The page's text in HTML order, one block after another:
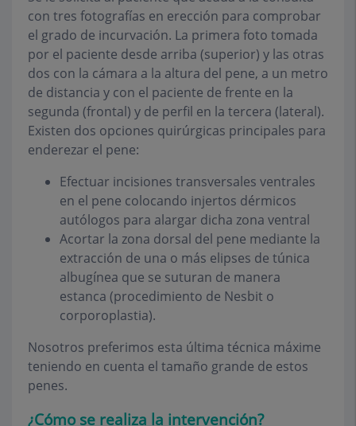
con tres fotografías en erección para comprobar
el grado de incurvación. La primera foto tomada
por el paciente desde arriba (superior) y las otras
dos con la cámara a la altura del pene, a un metro
de distancia y con el paciente de frente en la
segunda (frontal) y de perfil en la tercera (lateral).
Existen dos opciones quirúrgicas principales para
enderezar el pene:
Efectuar incisiones transversales ventrales
en el pene colocando injertos dérmicos
autólogos para alargar dicha zona ventral
Acortar la zona dorsal del pene mediante la
extracción de una o más elipses de túnica
albugínea que se suturan de manera
estanca (procedimiento de Nesbit o
corporoplastia).
Nosotros preferimos esta última técnica máxime
teniendo en cuenta el tamaño grande de estos
penes.
¿Cómo se realiza la intervención?